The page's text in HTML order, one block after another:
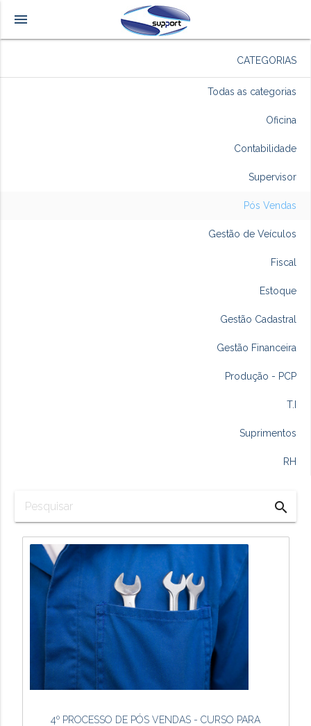
menu
CATEGORIAS
Todas as categorias
Oficina
Contabilidade
Supervisor
Pós Vendas
Gestão de Veículos
Fiscal
Estoque
Gestão Cadastral
Gestão Financeira
Produção - PCP
T.I
Suprimentos
RH
search
4º PROCESSO DE PÓS VENDAS - CURSO PARA